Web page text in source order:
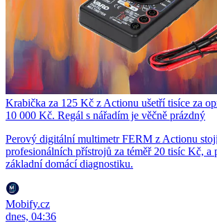
Krabička za 125 Kč z Actionu ušetří tisíce za
10 000 Kč. Regál s nářadím je věčně prázdný
Perový digitální multimetr FERM z Actionu
profesionálních přístrojů za téměř 20 tisíc Kč, a
základní domácí diagnostiku.
Mobify.cz
dnes, 04:36